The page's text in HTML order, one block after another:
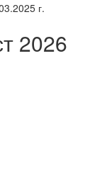
г.
2026